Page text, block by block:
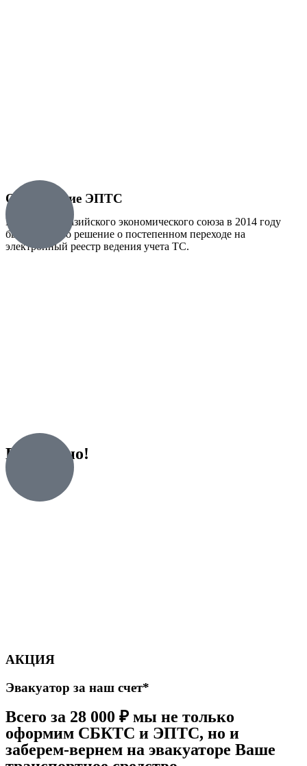
Оформление ЭПТС
В рамках Евразийского экономического союза в 2014 году
было принято решение о постепенном переходе на
электронный реестр ведения учета ТС.
Бесплатно!
АКЦИЯ
Эвакуатор за наш счет*
Всего за 28 000 ₽ мы не только
оформим СБКТС и ЭПТС, но и
заберем-вернем на эвакуаторе Ваше